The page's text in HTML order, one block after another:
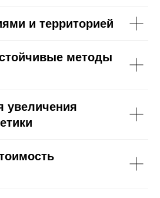
и территорией
методы
увеличения